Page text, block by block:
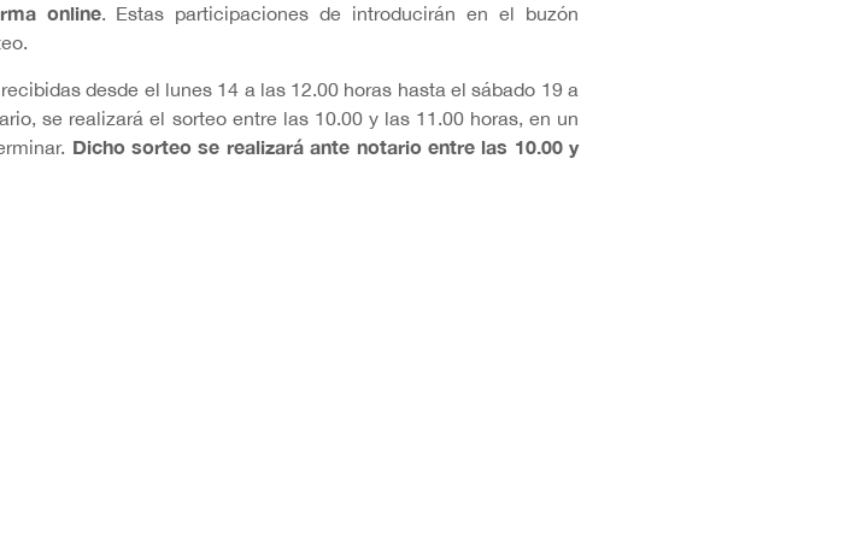
online. Estas participaciones de introducirán en el buzón
desde el lunes 14 a las 12.00 horas hasta el sábado 19 a
se realizará el sorteo entre las 10.00 y las 11.00 horas, en un
Dicho sorteo se realizará ante notario entre las 10.00 y